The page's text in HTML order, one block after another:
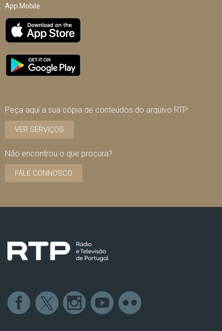
App Mobile
Peça aqui a sua cópia de conteúdos do arquivo RTP
VER SERVIÇOS
Não encontrou o que procura?
FALE CONNOSCO